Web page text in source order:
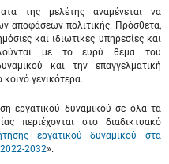
της μελέτης αναμένεται να
αποφάσεων πολιτικής. Πρόσθετα,
και ιδιωτικές υπηρεσίες και
με το ευρύ θέμα του
και την επαγγελματική
γενικότερα.
εργατικού δυναμικού σε όλα τα
περιέχονται στο διαδικτυακό
εργατικού δυναμικού στα
2032».